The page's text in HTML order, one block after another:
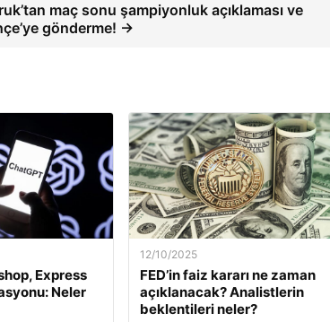
maç sonu şampiyonluk açıklaması ve
gönderme! →
Express
Neler
12/10/2025
FED’in faiz kararı ne zaman
açıklanacak? Analistlerin
beklentileri neler?